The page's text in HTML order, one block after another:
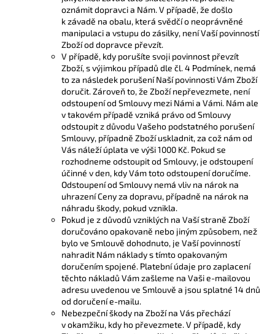
oznámit dopravci a Nám. V případě, že došlo
k závadě na obalu, která svědčí o neoprávněné
manipulaci a vstupu do zásilky, není Vaší povinností
Zboží od dopravce převzít.
V případě, kdy porušíte svoji povinnost převzít
Zboží, s výjimkou případů dle čl. 4 Podmínek, nemá
to za následek porušení Naší povinnosti Vám Zboží
doručit. Zároveň to, že Zboží nepřevezmete, není
odstoupení od Smlouvy mezi Námi a Vámi. Nám ale
v takovém případě vzniká právo od Smlouvy
odstoupit z důvodu Vašeho podstatného porušení
Smlouvy, případně Zboží uskladnit, za což nám od
Vás náleží úplata ve výši 1000 Kč. Pokud se
rozhodneme odstoupit od Smlouvy, je odstoupení
účinné v den, kdy Vám toto odstoupení doručíme.
Odstoupení od Smlouvy nemá vliv na nárok na
uhrazení Ceny za dopravu, případně na nárok na
náhradu škody, pokud vznikla.
Pokud je z důvodů vzniklých na Vaší straně Zboží
doručováno opakovaně nebo jiným způsobem, než
bylo ve Smlouvě dohodnuto, je Vaší povinností
nahradit Nám náklady s tímto opakovaným
doručením spojené. Platební údaje pro zaplacení
těchto nákladů Vám zašleme na Vaši e-mailovou
adresu uvedenou ve Smlouvě a jsou splatné 14 dnů
od doručení e-mailu.
Nebezpeční škody na Zboží na Vás přechází
v okamžiku, kdy ho převezmete. V případě, kdy